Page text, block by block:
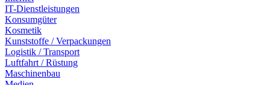
IT-Dienstleistungen
Konsumgüter
Kosmetik
Kunststoffe / Verpackungen
Logistik / Transport
Luftfahrt / Rüstung
Maschinenbau